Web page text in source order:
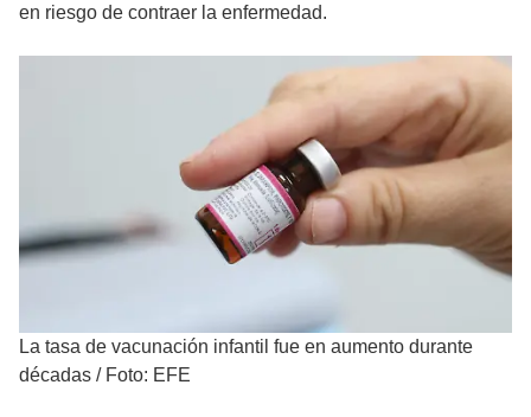
en riesgo de contraer la enfermedad.
La tasa de vacunación infantil fue en aumento durante
décadas / Foto: EFE